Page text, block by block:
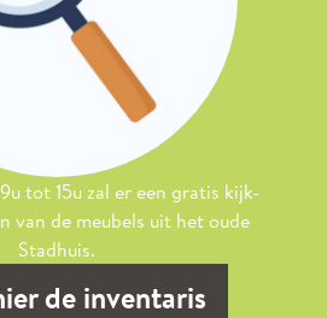
tot 15u zal er een gratis kijk-
van de meubels uit het oude
Stadhuis.
de inventaris